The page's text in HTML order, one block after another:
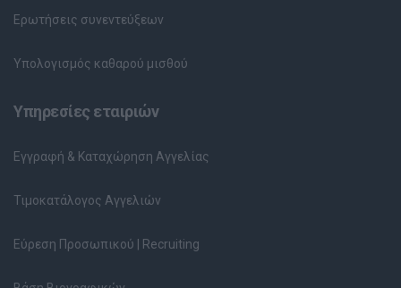
Ερωτήσεις συνεντεύξεων
Υπολογισμός καθαρού μισθού
Υπηρεσίες εταιριών
Εγγραφή & Καταχώρηση Αγγελίας
Τιμοκατάλογος Αγγελιών
Εύρεση Προσωπικού | Recruiting